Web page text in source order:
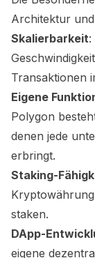
Architektur
Skalierbarkeit:
Transaktionen
Eigene
Polygon
denen jede
erbringt.
Staking-
staken.
DApp-
eigene